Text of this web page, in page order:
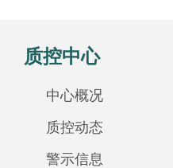
质控中心
中心概况
质控动态
警示信息